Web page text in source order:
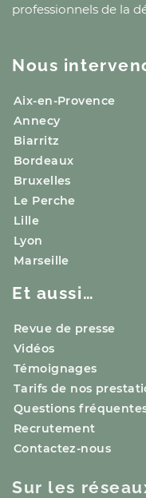
professionnels de la
Nous
Aix-en-Provence
Annecy
Biarritz
Bordeaux
Bruxelles
Le Perche
Lille
Lyon
Marseille
Et aussi…
Revue de presse
Vidéos
Témoignages
Tarifs de nos
Questions
Recrutement
Contactez-nous
Sur les